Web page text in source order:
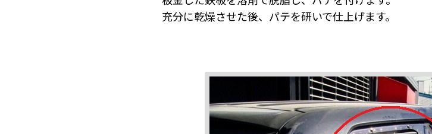
充分に乾燥させた後、パテを研いで仕上げます。